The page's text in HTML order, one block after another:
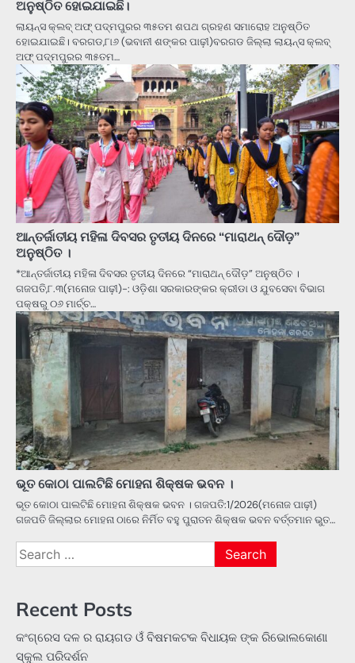
ଅନୁଷ୍ଠିତ ହୋଇଯାଇଛି।
ଲାୟନ୍ସ କ୍ଲବ୍ ଅଫ୍ ପଦ୍ମପୁରର ୩୫ତମ ଶପଥ ଗ୍ରହଣ ସମାରୋହ ଅନୁଷ୍ଠିତ
ହୋଇଯାଇଛି। ବରଗଡ,୮୲୬ (ଭବାନୀ ଶଙ୍କର ପାଢ଼ୀ)ବରଗଡ ଜିଲ୍ଲା ଲାୟନ୍ସ କ୍ଲବ୍
ଅଫ୍ ପଦ୍ମପୁରର ୩୫ତମ…
ଆନ୍ତର୍ଜାତୀୟ ମହିଳା ଦିବସର ତୃତୀୟ ଦିନରେ “ମାରାଥନ୍ ଦୌଡ଼”
ଅନୁଷ୍ଠିତ ।
*ଆନ୍ତର୍ଜାତୀୟ ମହିଳା ଦିବସର ତୃତୀୟ ଦିନରେ “ମାରାଥନ୍ ଦୌଡ଼” ଅନୁଷ୍ଠିତ ।
ଗଜପତି,୮.୩(ମନୋଜ ପାଢ଼ୀ)-: ଓଡ଼ିଶା ସରକାରଙ୍କର କ୍ରୀଡା ଓ ଯୁବସେବା ବିଭାଗ
ପକ୍ଷରୁ ୦୬ ମାର୍ଚ୍ଚ…
ଭୂତ କୋଠା ପାଲଟିଛି ମୋହନା ଶିକ୍ଷକ ଭବନ ।
ଭୂତ କୋଠା ପାଲଟିଛି ମୋହନା ଶିକ୍ଷକ ଭବନ । ଗଜପତି:1/2026(ମନୋଜ ପାଢ଼ୀ)
ଗଜପତି ଜିଲ୍ଲାର ମୋହନା ଠାରେ ନିର୍ମିତ ବହୁ ପୁରାତନ ଶିକ୍ଷକ ଭବନ ବର୍ତ୍ତମାନ ଭୁତ…
Search
for:
Recent Posts
କଂଗ୍ରେସ ଦଳ ର ରାୟଗଡ ଓଁ ବିଷମକଟକ ବିଧାୟକ ଙ୍କ ରିଭୋଲକୋଣା
ସ୍କୁଲ ପରିଦର୍ଶନ